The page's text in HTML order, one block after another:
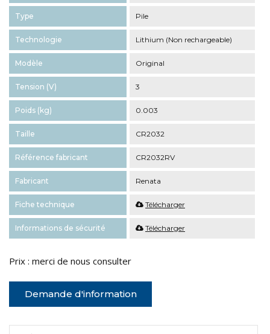
Type Pile
Technologie Lithium (Non rechargeable)
Modèle Original
Tension (V) 3
Poids (kg) 0.003
Taille CR2032
Référence fabricant CR2032RV
Fabricant Renata
Fiche technique Télécharger
Informations de sécurité Télécharger
Prix : merci de nous consulter
Demande d'information